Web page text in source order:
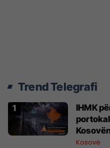
Trend Telegrafi
​IHMK
Kosovë